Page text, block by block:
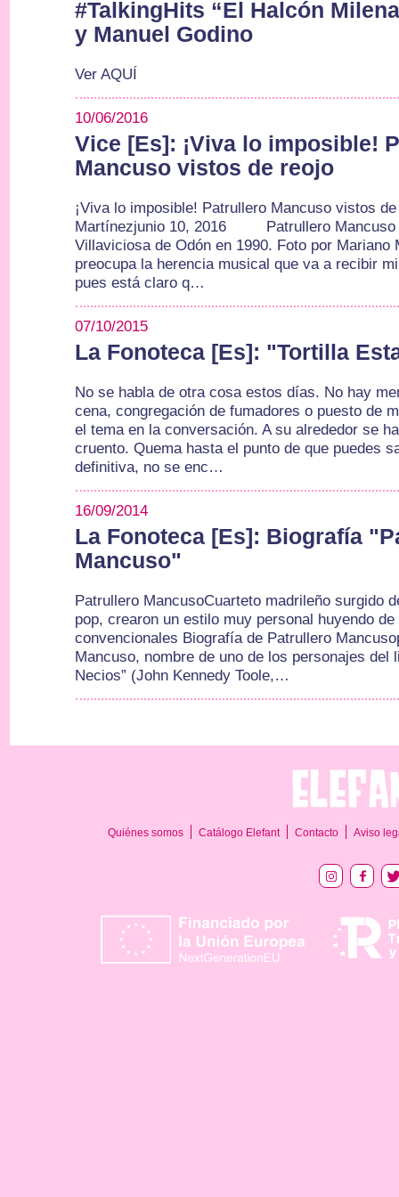
#TalkingHits “El Halcón
y Manuel Godino
Ver AQUÍ
10/06/2016
Vice [Es]: ¡Viva lo imposible!
Mancuso vistos de reojo
¡Viva lo imposible! Patrullero Mancuso vistos
Martínezjunio 10, 2016 Patrullero Mancuso
Villaviciosa de Odón en 1990. Foto por
preocupa la herencia musical que va a recibir
pues está claro q…
07/10/2015
La Fonoteca [Es]: "Tortilla
No se habla de otra cosa estos días. No hay
cena, congregación de fumadores o puesto de
el tema en la conversación. A su alrededor se
cruento. Quema hasta el punto de que puedes
definitiva, no se enc…
16/09/2014
La Fonoteca [Es]: Biografía
Mancuso"
Patrullero MancusoCuarteto madrileño surgido
pop, crearon un estilo muy personal huyendo
convencionales Biografía de Patrullero
Mancuso, nombre de uno de los personajes del
Necios” (John Kennedy Toole,…
Quiénes somos Catálogo Elefant Contacto Aviso